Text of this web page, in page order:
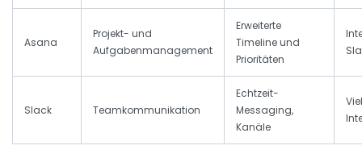
Asana
Projekt- und
Aufgabenmanagement
Erweiterte
Timeline und
Prioritäten
Slack Teamkommunikation
Echtzeit-
Messaging,
Kanäle